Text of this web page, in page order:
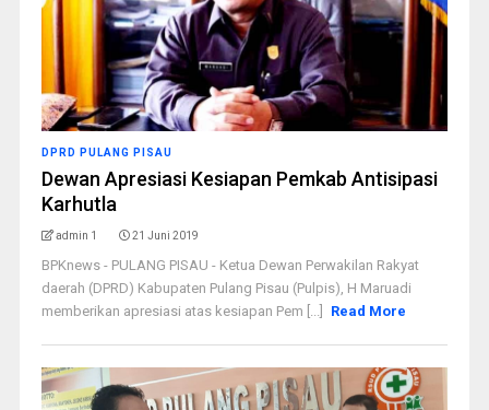
DPRD PULANG PISAU
Dewan Apresiasi Kesiapan Pemkab Antisipasi
Karhutla
admin 1 21 Juni 2019
BPKnews - PULANG PISAU - Ketua Dewan Perwakilan Rakyat
daerah (DPRD) Kabupaten Pulang Pisau (Pulpis), H Maruadi
memberikan apresiasi atas kesiapan Pem [...]
Read More